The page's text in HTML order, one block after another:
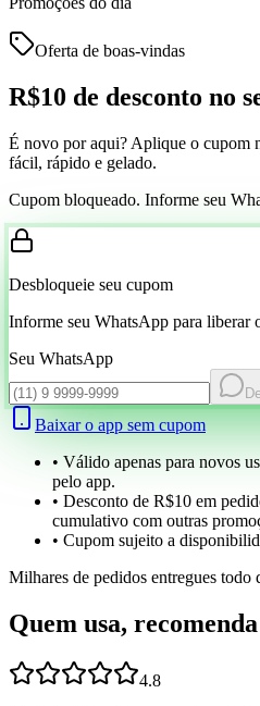
Oferta de boas-vindas
R$10 de desconto no
É novo por aqui? Aplique o cupom
fácil, rápido e gelado.
Cupom bloqueado. Informe seu
Desbloqueie seu cupom
Informe seu WhatsApp para liberar
Seu WhatsApp
Baixar o app sem cupom
• Válido apenas para novos
pelo app.
• Desconto de R$10 em
cumulativo com outras
• Cupom sujeito a
Milhares de pedidos entregues todo
Quem usa, recomenda
4.8